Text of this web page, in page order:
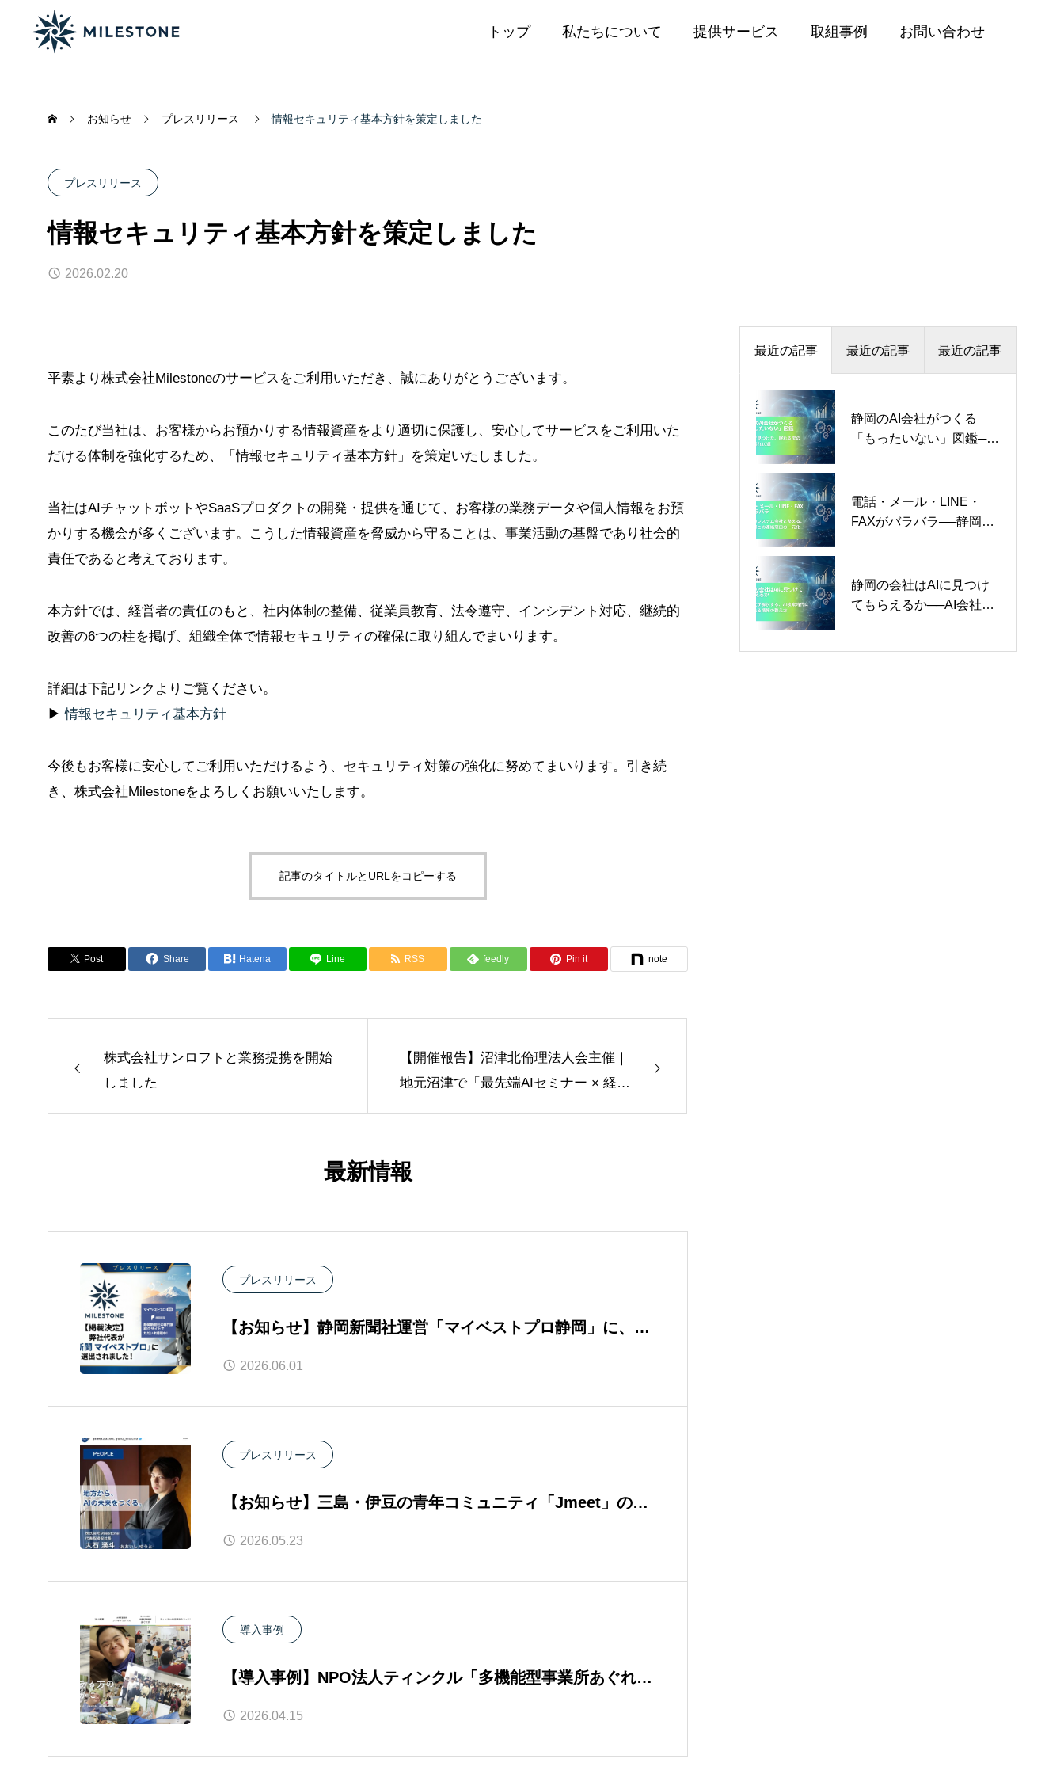
トップ 私たちについて 提供サービス 取組事例 お問い合わせ
お知らせ プレスリリース 情報セキュリティ基本方針を策定しました
プレスリリース
情報セキュリティ基本方針を策定しました
2026.02.20
平素より株式会社Milestoneのサービスをご利用いただき、誠にありがとうございます。
このたび当社は、お客様からお預かりする情報資産をより適切に保護し、安心してサービスをご利用いた
だける体制を強化するため、「情報セキュリティ基本方針」を策定いたしました。
当社はAIチャットボットやSaaSプロダクトの開発・提供を通じて、お客様の業務データや個人情報をお預
かりする機会が多くございます。こうした情報資産を脅威から守ることは、事業活動の基盤であり社会的
責任であると考えております。
本方針では、経営者の責任のもと、社内体制の整備、従業員教育、法令遵守、インシデント対応、継続的
改善の6つの柱を掲げ、組織全体で情報セキュリティの確保に取り組んでまいります。
詳細は下記リンクよりご覧ください。
▶情報セキュリティ基本方針
今後もお客様に安心してご利用いただけるよう、セキュリティ対策の強化に努めてまいります。引き続
き、株式会社Milestoneをよろしくお願いいたします。
記事のタイトルとURLをコピーする
Post Share Hatena Line RSS feedly Pin it note
株式会社サンロフトと業務提携を開始
しました
【開催報告】沼津北倫理法人会主催｜
地元沼津で「最先端AIセミナー × 経営
最新情報
プレスリリース
【お知らせ】静岡新聞社運営「マイベストプロ静岡」に、代
表・大石湧斗が専門家として掲載されました
2026.06.01
プレスリリース
【お知らせ】三島・伊豆の青年コミュニティ「Jmeet」の
PEOPLE特集に、代表・大石湧斗が取材掲載されました
2026.05.23
導入事例
【導入事例】NPO法人ティンクル「多機能型事業所あぐれ
す」様へ、AI活用日報システムを開発・導入しました
2026.04.15
最近の記事 最近の記事 最近の記事
静岡のAI会社がつくる
「もったいない」図鑑──
年版】
電話・メール・LINE・
FAXがバラバラ──静岡の
元化【2026年版】
静岡の会社はAIに見つけ
てもらえるか──AI会社が
DX推進のためのAI導入完
全ガイド──中小企業が
則【2026年版】
静岡のAI会社がつくる
「もったいない」図鑑──
年版】
社長日誌 Vol.20「『いい
システム』より『売れる
社長日誌 Vol.26「打つ手
は無限」
静岡県の受発注システム
開発完全ガイド──BtoB企
【2026年版】
静岡県のBtoB向けシステ
ム開発完全ガイド──企業